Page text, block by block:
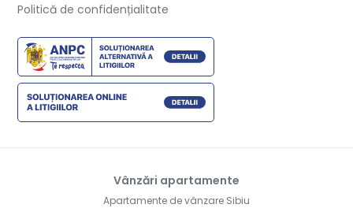
Politică de confidențialitate
Vânzări apartamente
Apartamente de vânzare Sibiu